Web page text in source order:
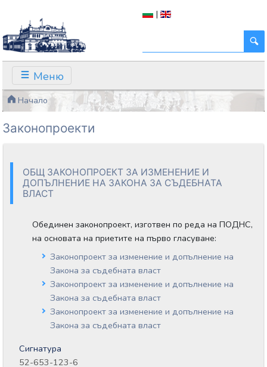
|
Меню
Начало
Законопроекти
ОБЩ ЗАКОНОПРОЕКТ ЗА ИЗМЕНЕНИЕ И
ДОПЪЛНЕНИЕ НА ЗАКОНА ЗА СЪДЕБНАТА
ВЛАСТ
Обединен законопроект, изготвен по реда на ПОДНС,
на основата на приетите на първо гласуване:
Законопроект за изменение и допълнение на
Закона за съдебната власт
Законопроект за изменение и допълнение на
Закона за съдебната власт
Законопроект за изменение и допълнение на
Закона за съдебната власт
Сигнатура
52-653-123-6